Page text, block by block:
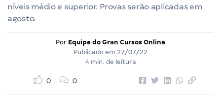
níveis médio e superior. Provas serão aplicadas em
agosto.
Por Equipe do Gran Cursos Online
Publicado em 27/07/22
4 min. de leitura
0 0